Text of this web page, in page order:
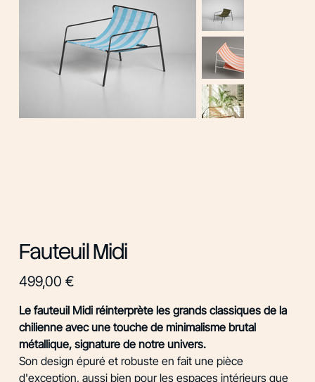
Fauteuil Midi
Prix
499,00 €
Le fauteuil Midi réinterprète les grands classiques de la
chilienne avec une touche de minimalisme brutal
métallique, signature de notre univers.
Son design épuré et robuste en fait une pièce
d'exception, aussi bien pour les espaces intérieurs que